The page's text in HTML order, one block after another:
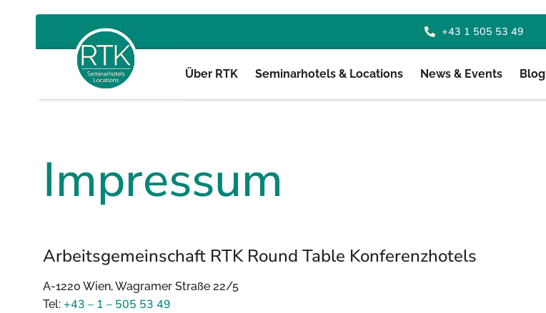
+43 1 505 53 49
Über RTK Seminarhotels & Locations News & Events Blog
Impressum
Arbeitsgemeinschaft RTK Round Table Konferenzhotels
A-1220 Wien, Wagramer Straße 22/5
Tel: +43 – 1 – 505 53 49